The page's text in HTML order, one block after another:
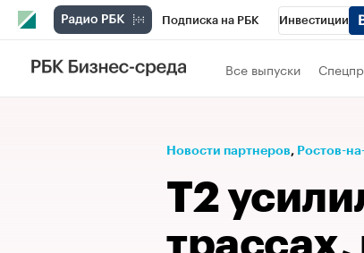
Подписка на РБК Инвестиции
Телеканал
Спецпроекты
Рынок наличной валюты
Все выпуски
Новости партнеров⁠, Ростов-
T2